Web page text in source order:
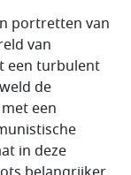
portretten van
van
een turbulent
de
een
in deze